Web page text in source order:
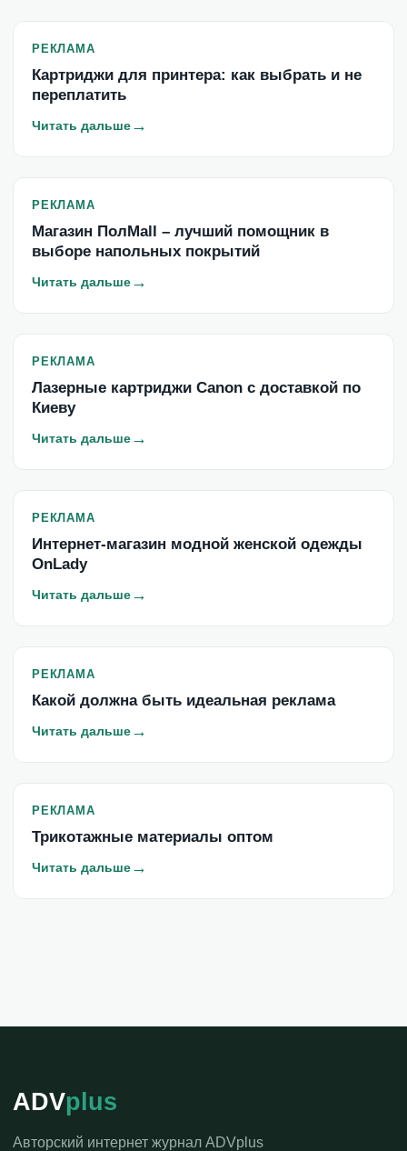
РЕКЛАМА
Картриджи для принтера: как выбрать и не
переплатить
Читать дальше→
РЕКЛАМА
Магазин ПолMall – лучший помощник в
выборе напольных покрытий
Читать дальше→
РЕКЛАМА
Лазерные картриджи Canon с доставкой по
Киеву
Читать дальше→
РЕКЛАМА
Интернет-магазин модной женской одежды
OnLady
Читать дальше→
РЕКЛАМА
Какой должна быть идеальная реклама
Читать дальше→
РЕКЛАМА
Трикотажные материалы оптом
Читать дальше→
ADVplus
Авторский интернет журнал ADVplus